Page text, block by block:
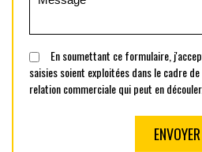
En soumettant ce formulaire,
saisies soient exploitées dans le cadre
relation commerciale qui peut en découler.